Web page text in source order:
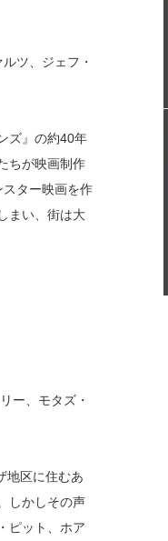
ツ、ジェフ・
ズ』の約40年
ちが映画制作
ター映画を作
まい 、街は大
ー、モタズ・
地区に住むあ
しかしその声
ピット、ホア